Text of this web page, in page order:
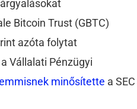
Bitcoin Trust (GBTC)
azóta folytat
Vállalati Pénzügyi
minősítette a SEC